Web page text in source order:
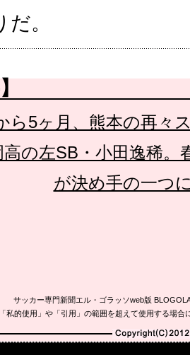
。
ら5ヶ月、熊本の再々
の左SB・小田逸稀
が決め手の一つ
サッカー専門新聞エル・ゴラッソweb版
私的使用」や「引用」の範囲を超えて使用する場
Copyright(C)2010-